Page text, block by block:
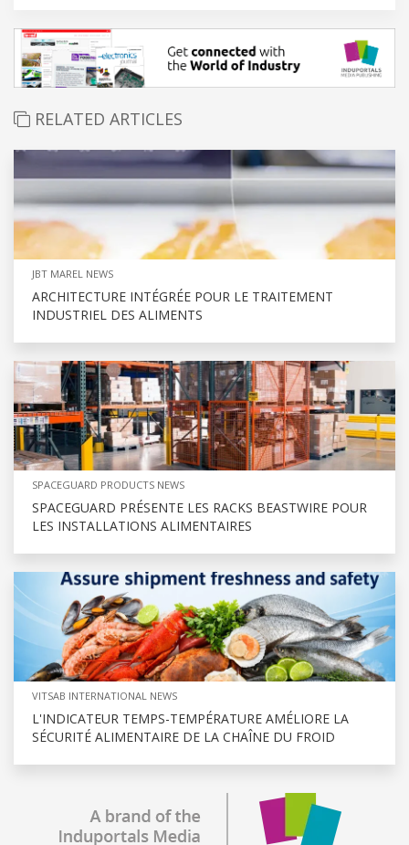
RELATED ARTICLES
JBT MAREL NEWS
ARCHITECTURE INTÉGRÉE POUR LE TRAITEMENT
INDUSTRIEL DES ALIMENTS
SPACEGUARD PRODUCTS NEWS
SPACEGUARD PRÉSENTE LES RACKS BEASTWIRE POUR
LES INSTALLATIONS ALIMENTAIRES
VITSAB INTERNATIONAL NEWS
L'INDICATEUR TEMPS-TEMPÉRATURE AMÉLIORE LA
SÉCURITÉ ALIMENTAIRE DE LA CHAÎNE DU FROID